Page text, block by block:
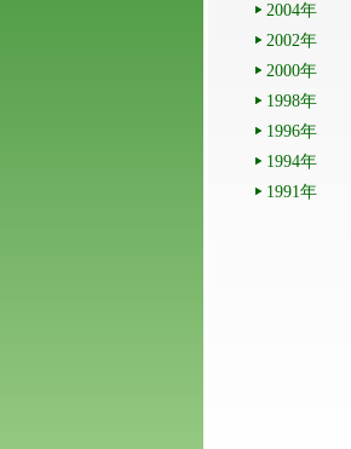
2004年
2002年
2000年
1998年
1996年
1994年
1991年